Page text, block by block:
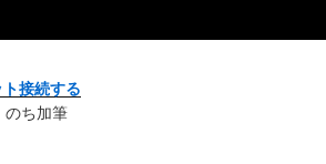
接続する
のち加筆